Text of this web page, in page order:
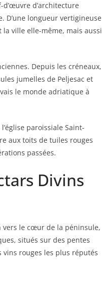
d’architecture
D’une longueur vertigineuse
ville elle-même, mais aussi
Depuis les créneaux,
jumelles de Peljesac et
le monde adriatique à
paroissiale Saint-
aux toits de tuiles rouges
passées.
Divins
vers le cœur de la péninsule,
situés sur des pentes
rouges les plus réputés